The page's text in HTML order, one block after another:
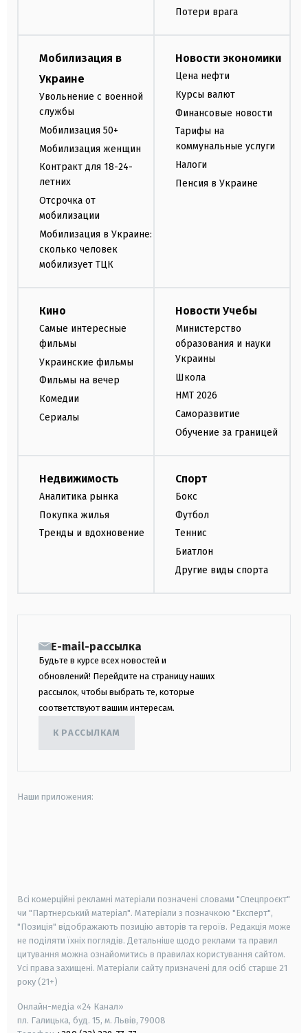
Потери врага
Мобилизация в
Украине
Увольнение с военной
службы
Мобилизация 50+
Мобилизация женщин
Контракт для 18-24-
летних
Отсрочка от
мобилизации
Мобилизация в Украине:
сколько человек
мобилизует ТЦК
Новости экономики
Цена нефти
Курсы валют
Финансовые новости
Тарифы на
коммунальные услуги
Налоги
Пенсия в Украине
Кино
Самые интересные
фильмы
Украинские фильмы
Фильмы на вечер
Комедии
Сериалы
Новости Учебы
Министерство
образования и науки
Украины
Школа
НМТ 2026
Саморазвитие
Обучение за границей
Недвижимость
Аналитика рынка
Покупка жилья
Тренды и вдохновение
Спорт
Бокс
Футбол
Теннис
Биатлон
Другие виды спорта
E-mail-рассылка
Будьте в курсе всех новостей и
обновлений! Перейдите на страницу наших
рассылок, чтобы выбрать те, которые
соответствуют вашим интересам.
К РАССЫЛКАМ
Наши приложения:
Всі комерційні рекламні матеріали позначені словами "Спецпроєкт"
чи "Партнерський матеріал". Матеріали з позначкою "Експерт",
"Позиція" відображають позицію авторів та героїв. Редакція може
не поділяти їхніх поглядів. Детальніше щодо реклами та правил
цитування можна ознайомитись в правилах користування сайтом.
Усі права захищені. Матеріали сайту призначені для осіб старше 21
року (21+)
Онлайн-медіа «24 Канал»
пл. Галицька, буд. 15, м. Львів, 79008